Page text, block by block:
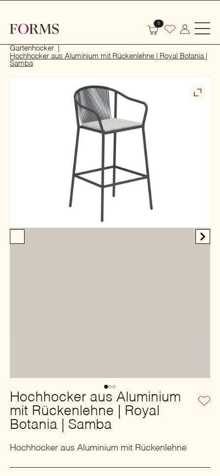
0
Gartenhocker
Hochhocker aus Aluminium mit Rückenlehne | Royal Botania |
Samba
Hochhocker aus Aluminium
mit Rückenlehne | Royal
Botania | Samba
Hochhocker aus Aluminium mit Rückenlehne